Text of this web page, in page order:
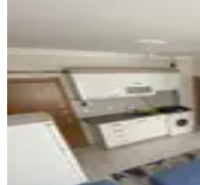
Merkez, Çünür
1+1·60 m²·
2.650.000 ₺